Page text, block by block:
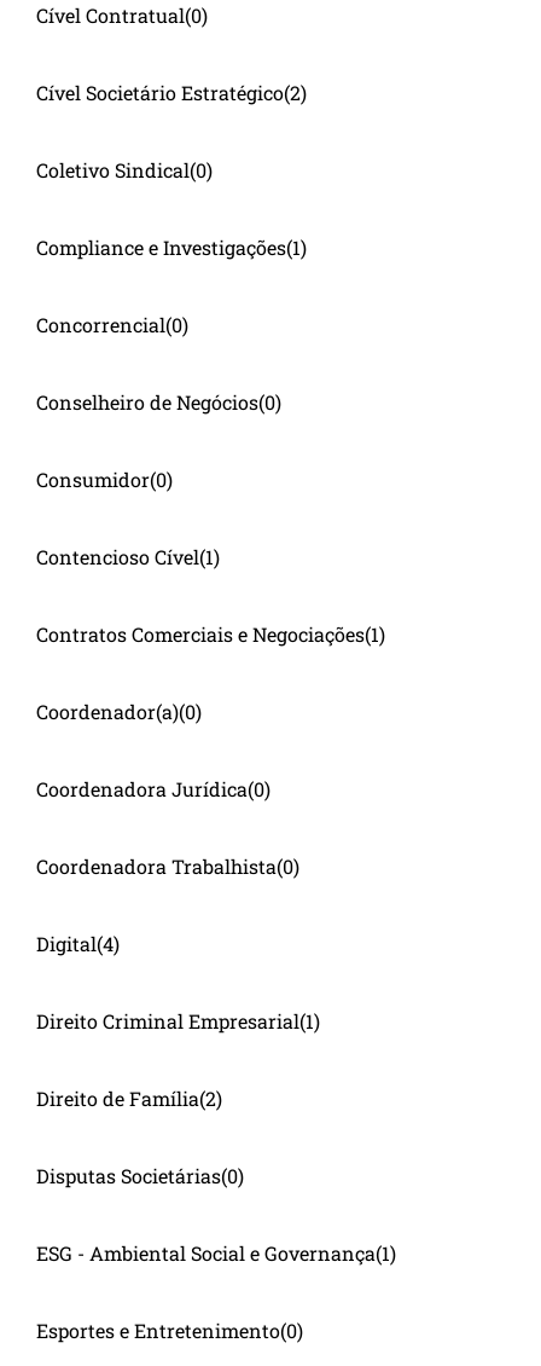
Cível Contratual(0)
Cível Societário Estratégico(2)
Coletivo Sindical(0)
Compliance e Investigações(1)
Concorrencial(0)
Conselheiro de Negócios(0)
Consumidor(0)
Contencioso Cível(1)
Contratos Comerciais e Negociações(1)
Coordenador(a)(0)
Coordenadora Jurídica(0)
Coordenadora Trabalhista(0)
Digital(4)
Direito Criminal Empresarial(1)
Direito de Família(2)
Disputas Societárias(0)
ESG - Ambiental Social e Governança(1)
Esportes e Entretenimento(0)